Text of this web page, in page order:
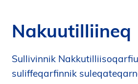
r
n
h
Nakuutilliineq
Sullivinnik
suliffeqarfinnik